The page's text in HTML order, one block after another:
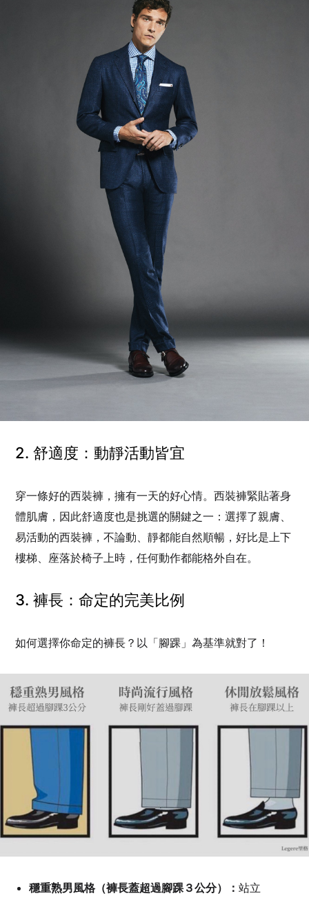
2. 舒適度：動靜活動皆宜
穿一條好的西裝褲，擁有一天的好心情。西裝褲緊貼著身
體肌膚，因此舒適度也是挑選的關鍵之一：選擇了親膚、
易活動的西裝褲，不論動、靜都能自然順暢，好比是上下
樓梯、座落於椅子上時，任何動作都能格外自在。
3. 褲長：命定的完美比例
如何選擇你命定的褲長？以「腳踝」為基準就對了！
穩重熟男風格（褲長蓋超過腳踝３公分）： 站立